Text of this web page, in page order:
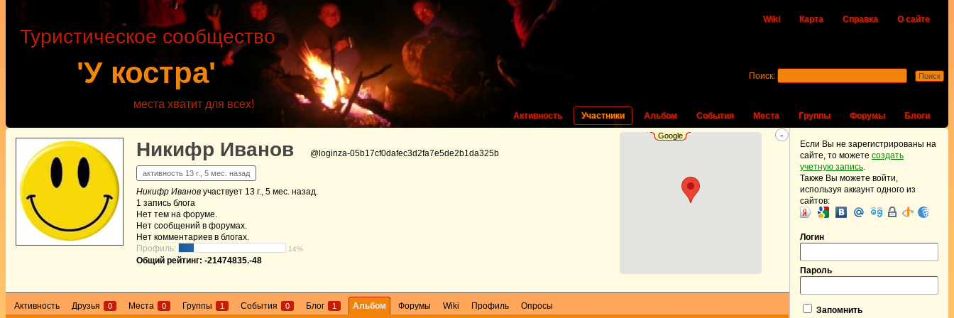
Wiki Карта Справка О сайте
'У костра'
Туристическое сообщество
места хватит для всех!
Активность Участники Альбом События Места Группы Форумы Блоги
Поиск:
-
Google
Никифр Иванов @loginza-05b17cf0dafec3d2fa7e5de2b1da325b
активность 13 г., 5 мес. назад
Никифр Иванов участвует 13 г., 5 мес. назад.
1 запись блога
Нет тем на форуме.
Нет сообщений в форумах.
Нет комментариев в блогах.
Профиль:
14%
Общий рейтинг: -21474835.-48
Активность Друзья 0 Места 0 Группы 1 События 0 Блог 1 Альбом Форумы Wiki Профиль
Опросы
Если Вы не зарегистрированы на
сайте, то можете создать
учетную запись.
Также Вы можете войти,
используя аккаунт одного из
сайтов:
Логин
Пароль
Запомнить